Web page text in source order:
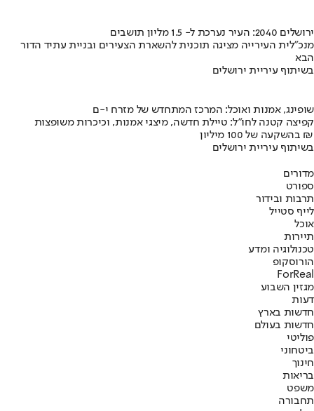
ירושלים 2040: העיר נערכת ל- 1.5 מליון תושבים
מנכ"לית העירייה מציגה תוכנית להשארת הצעירים ובניית עתיד הדור
הבא
בשיתוף עיריית ירושלים
שופינג, אמנות ואוכל: המרכז המתחדש של מזרח י-ם
קפיצה קטנה לחו"ל: טיילת חדשה, מיצגי אמנות, וכיכרות משופצות
בהשקעה של 100 מיליון ₪
בשיתוף עיריית ירושלים
מדורים
ספורט
תרבות ובידור
לייף סטייל
אוכל
תיירות
טכנולוגיה ומדע
הורוסקופ
ForReal
מגזין השבוע
דעות
חדשות בארץ
חדשות בעולם
פוליטי
ביטחוני
חינוך
בריאות
משפט
תחבורה